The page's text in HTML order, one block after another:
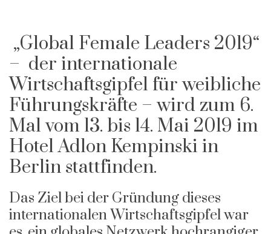
„Global Female Leaders 2019“
– der internationale
Wirtschaftsgipfel für weibliche
Führungskräfte – wird zum 6.
Mal vom 13. bis 14. Mai 2019 im
Hotel Adlon Kempinski in
Berlin stattfinden.
Das Ziel bei der Gründung dieses
internationalen Wirtschaftsgipfel war